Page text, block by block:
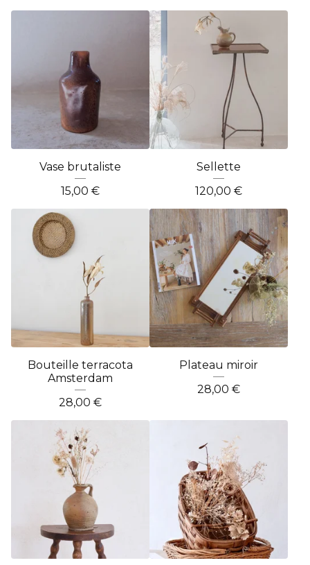
Vase brutaliste
15,00 €
Sellette
120,00 €
Bouteille terracota
Amsterdam
28,00 €
Plateau miroir
28,00 €